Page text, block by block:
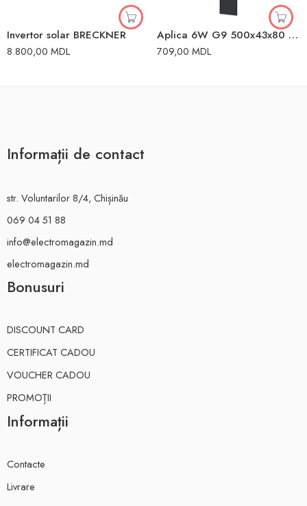
Invertor solar BRECKNER
8.800,00 MDL
Aplica 6W G9 500x43x80 mm 220V IP20 TK Lighting
709,00 MDL
Informații de contact
str. Voluntarilor 8/4, Chișinău
069 04 51 88
info@electromagazin.md
electromagazin.md
Bonusuri
DISCOUNT CARD
CERTIFICAT CADOU
VOUCHER CADOU
PROMOȚII
Informații
Contacte
Livrare